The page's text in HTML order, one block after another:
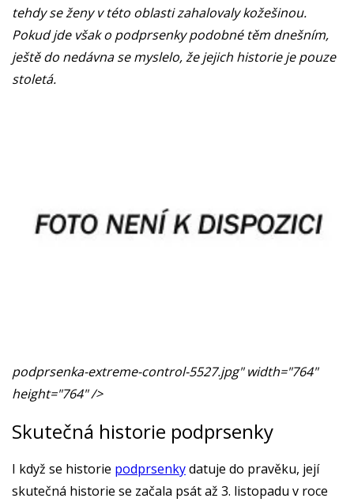
tehdy se ženy v této oblasti zahalovaly kožešinou.
Pokud jde však o podprsenky podobné těm dnešním,
ještě do nedávna se myslelo, že jejich historie je pouze
stoletá.
podprsenka-extreme-control-5527.jpg" width="764"
height="764" />
Skutečná historie podprsenky
I když se historie podprsenkydatuje do pravěku, její
skutečná historie se začala psát až 3. listopadu v roce